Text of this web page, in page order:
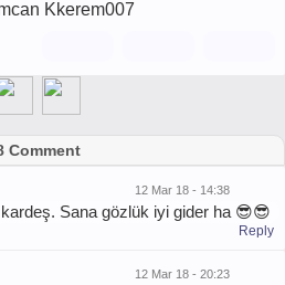
Comment
12 Mar 18 - 14:38
Sana gözlük iyi gider ha 😎😎
Reply
12 Mar 18 - 20:23